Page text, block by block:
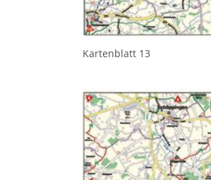
Kartenblatt 13